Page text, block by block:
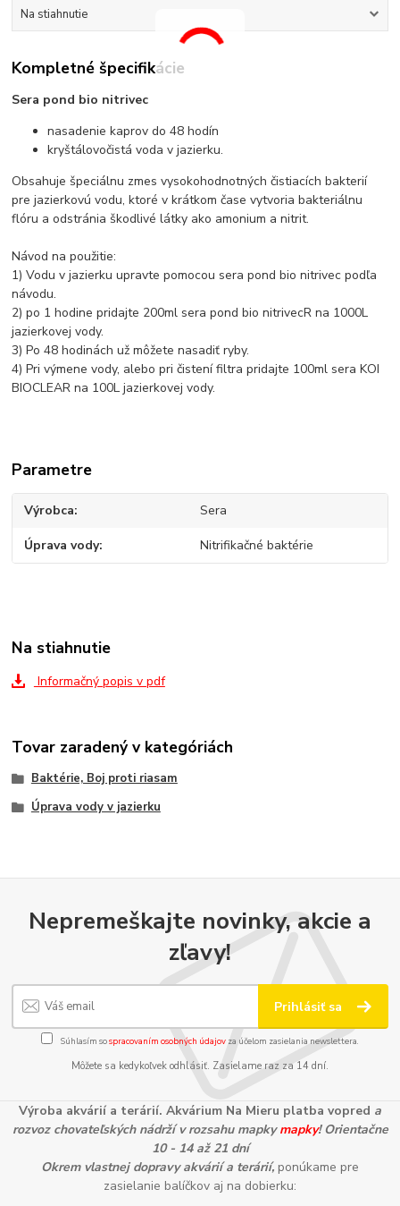
Na stiahnutie
Kompletné špecifikácie
Sera pond bio nitrivec
nasadenie kaprov do 48 hodín
kryštálovočistá voda v jazierku.
Obsahuje špeciálnu zmes vysokohodnotných čistiacích bakterií
pre jazierkovú vodu, ktoré v krátkom čase vytvoria bakteriálnu
flóru a odstránia škodlivé látky ako amonium a nitrit.
Návod na použitie:
1) Vodu v jazierku upravte pomocou sera pond bio nitrivec podľa
návodu.
2) po 1 hodine pridajte 200ml sera pond bio nitrivecR na 1000L
jazierkovej vody.
3) Po 48 hodinách už môžete nasadiť ryby.
4) Pri výmene vody, alebo pri čistení filtra pridajte 100ml sera KOI
BIOCLEAR na 100L jazierkovej vody.
Parametre
Výrobca Sera
Úprava vody Nitrifikačné baktérie
Na stiahnutie
Informačný popis v pdf
Tovar zaradený v kategóriách
Baktérie, Boj proti riasam
Úprava vody v jazierku
Nepremeškajte novinky, akcie a
zľavy!
Prihlásiť sa
Súhlasím sospracovaním osobných údajov za účelom zasielania newslettera.
Môžete sa kedykoľvek odhlásiť. Zasielame raz za 14 dní.
Výroba akvárií a terárií. Akvárium Na Mieru platba vopred a
rozvoz chovateľských nádrží v rozsahu mapkymapky! Orientačne
10 - 14 až 21 dní
Okrem vlastnej dopravy akvárií a terárií, ponúkame pre
zasielanie balíčkov aj na dobierku: